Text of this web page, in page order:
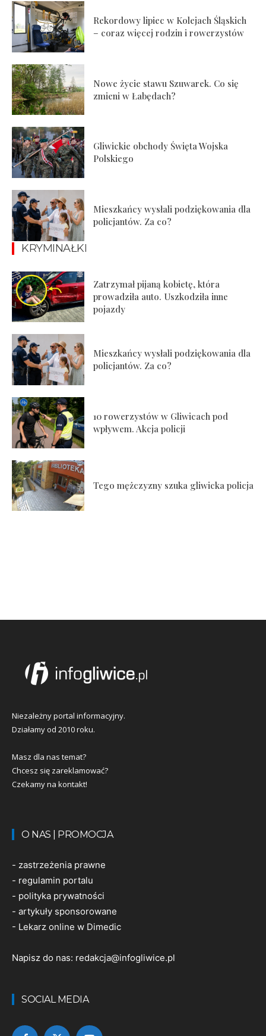
Rekordowy lipiec w Kolejach Śląskich
– coraz więcej rodzin i rowerzystów
Nowe życie stawu Szuwarek. Co się
zmieni w Łabędach?
Gliwickie obchody Święta Wojska
Polskiego
Mieszkańcy wysłali podziękowania dla
policjantów. Za co?
KRYMINAŁKI
Zatrzymał pijaną kobietę, która
prowadziła auto. Uszkodziła inne
pojazdy
Mieszkańcy wysłali podziękowania dla
policjantów. Za co?
10 rowerzystów w Gliwicach pod
wpływem. Akcja policji
Tego mężczyzny szuka gliwicka policja
Niezależny portal informacyjny.
Działamy od 2010 roku.
Masz dla nas temat?
Chcesz się zareklamować?
Czekamy na kontakt!
O NAS | PROMOCJA
- zastrzeżenia prawne
- regulamin portalu
- polityka prywatności
- artykuły sponsorowane
- Lekarz online w Dimedic
Napisz do nas: redakcja@infogliwice.pl
SOCIAL MEDIA